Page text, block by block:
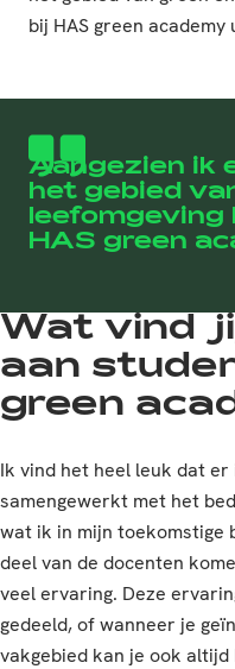
bij HAS green academy
Aangezien ik
het gebied
leefomgeving
HAS green
Wat vind
aan
green
Ik vind het heel leuk dat
samengewerkt met het
wat ik in mijn toekomstige
deel van de docenten
veel ervaring. Deze
gedeeld, of wanneer je
vakgebied kan je ook